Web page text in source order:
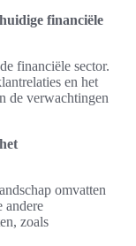
financiële
financiële sector.
en het
de verwachtingen
omvatten
andere
zoals